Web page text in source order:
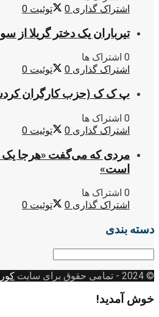
اشتراک گذاری 0 توئیت 0
تیرباران یک دختر گریلا
0 اشتراک ها
اشتراک گذاری 0 توئیت 0
پ ک ک (حزب کارگران
0 اشتراک ها
اشتراک گذاری 0 توئیت 0
مردی که می‌گفت «هرجا یک
است»
0 اشتراک ها
اشتراک گذاری 0 توئیت 0
دسته بندی
دسته
© 2024
- تمامی حقوق برای سایت
خوش آمدید!